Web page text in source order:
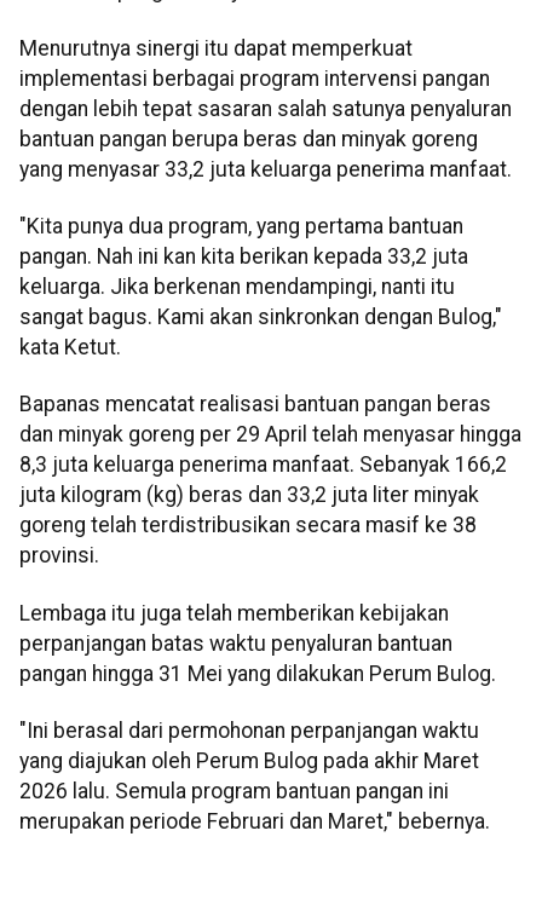
Menurutnya sinergi itu dapat memperkuat
implementasi berbagai program intervensi pangan
dengan lebih tepat sasaran salah satunya penyaluran
bantuan pangan berupa beras dan minyak goreng
yang menyasar 33,2 juta keluarga penerima manfaat.
"Kita punya dua program, yang pertama bantuan
pangan. Nah ini kan kita berikan kepada 33,2 juta
keluarga. Jika berkenan mendampingi, nanti itu
sangat bagus. Kami akan sinkronkan dengan Bulog,"
kata Ketut.
Bapanas mencatat realisasi bantuan pangan beras
dan minyak goreng per 29 April telah menyasar hingga
8,3 juta keluarga penerima manfaat. Sebanyak 166,2
juta kilogram (kg) beras dan 33,2 juta liter minyak
goreng telah terdistribusikan secara masif ke 38
provinsi.
Lembaga itu juga telah memberikan kebijakan
perpanjangan batas waktu penyaluran bantuan
pangan hingga 31 Mei yang dilakukan Perum Bulog.
"Ini berasal dari permohonan perpanjangan waktu
yang diajukan oleh Perum Bulog pada akhir Maret
2026 lalu. Semula program bantuan pangan ini
merupakan periode Februari dan Maret," bebernya.